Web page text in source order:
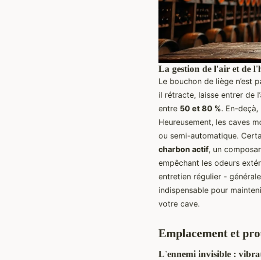
La gestion de l'air et de
Le bouchon de liège n’est
il rétracte, laisse entrer de
entre 50 et 80 %. En-
Heureusement, les caves
ou semi-automatique.
charbon actif, un
empêchant les odeurs
entretien régulier -
indispensable pour
votre cave.
Emplacement et
L'ennemi invisible :